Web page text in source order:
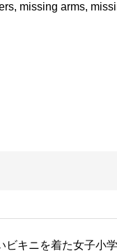
missing arms,
ビキニを着た女子小